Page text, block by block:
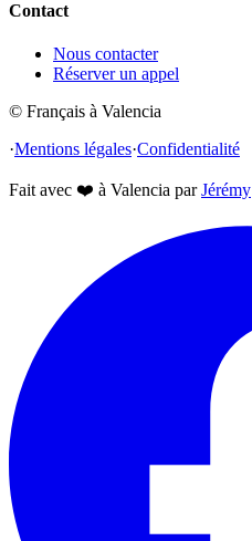
Contact
Nous contacter
Réserver un appel
© Français à Valencia
·Mentions légales·Confidentialité
Fait avec ❤️ à Valencia par Jérémy